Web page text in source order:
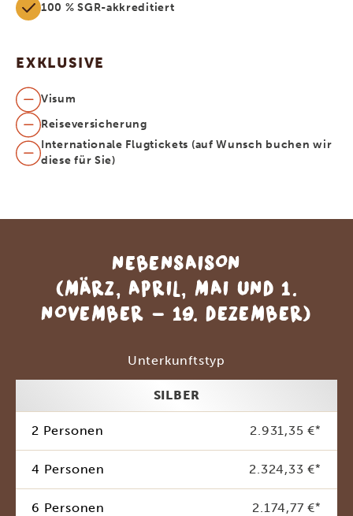
100 % SGR-akkreditiert
EXKLUSIVE
Visum
Reiseversicherung
Internationale Flugtickets (auf Wunsch buchen wir
diese für Sie)
NEBENSAISON
(MÄRZ, APRIL, MAI UND 1.
NOVEMBER - 19. DEZEMBER)
Unterkunftstyp
SILBER
2 Personen 2.931,35 €*
4 Personen 2.324,33 €*
6 Personen 2.174,77 €*